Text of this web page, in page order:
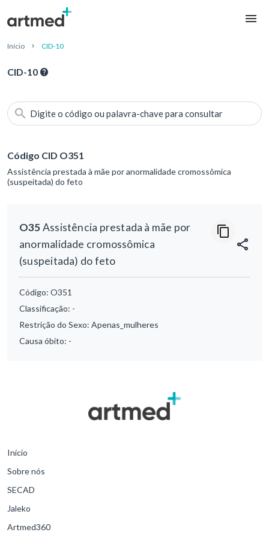
Início CID-10
CID-10
Digite o código ou palavra-chave para consultar
Código CID O351
Assistência prestada à mãe por anormalidade cromossômica
(suspeitada) do feto
O35Assistência prestada à mãe por
anormalidade cromossômica
(suspeitada) do feto
Código: O351
Classificação: -
Restrição do Sexo: Apenas_mulheres
Causa óbito: -
Início
Sobre nós
SECAD
Jaleko
Artmed360